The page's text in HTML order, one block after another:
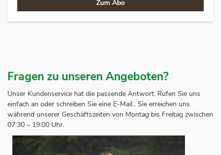
Zum Abo
Fragen zu unseren Angeboten?
Unser Kundenservice hat die passende Antwort. Rufen Sie uns
einfach an oder schreiben Sie eine E-Mail.. Sie erreichen uns
während unserer Geschäftszeiten von Montag bis Freitag zwischen
07:30 – 19:00 Uhr.